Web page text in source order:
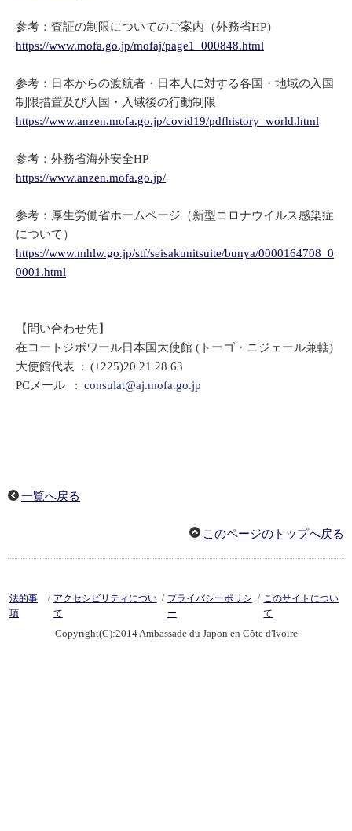
参考：査証の制限についてのご案内（外務省HP）
https://www.mofa.go.jp/mofaj/page1_000848.html
参考：日本からの渡航者・日本人に対する各国・地域の入国
制限措置及び入国・入域後の行動制限
https://www.anzen.mofa.go.jp/covid19/pdfhistory_world.html
参考：外務省海外安全HP
https://www.anzen.mofa.go.jp/
参考：厚生労働省ホームページ（新型コロナウイルス感染症
について）
https://www.mhlw.go.jp/stf/seisakunitsuite/bunya/0000164708_0
0001.html
【問い合わせ先】
在コートジボワール日本国大使館 (トーゴ・ニジェール兼轄)
大使館代表 : (+225)20 21 28 63
PCメール : consulat@aj.mofa.go.jp
一覧へ戻る
このページのトップへ戻る
法的事
項
/ アクセシビリティについ
て
/ プライバシーポリシ
ー
/ このサイトについ
て
Copyright(C):2014 Ambassade du Japon en Côte d'Ivoire